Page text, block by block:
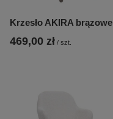
Krzesło AKIRA brązowe
469,00 zł / szt.